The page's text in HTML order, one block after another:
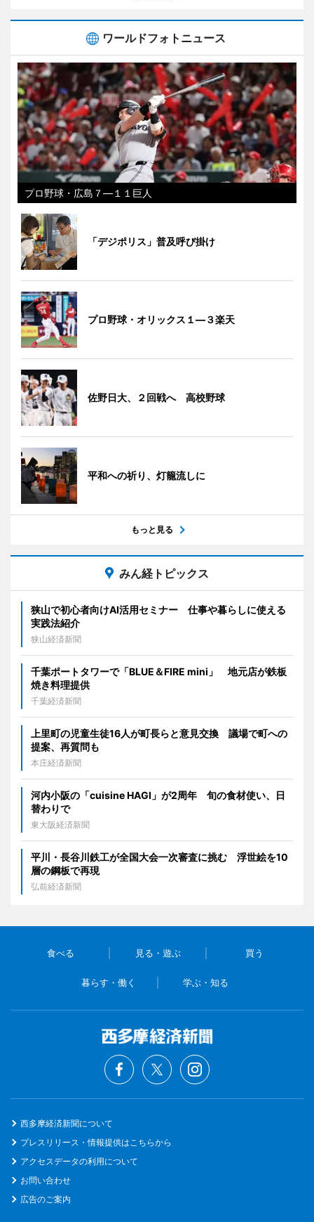
ワールドフォトニュース
プロ野球・広島７―１１巨人
「デジポリス」普及呼び掛け
プロ野球・オリックス１―３楽天
佐野日大、２回戦へ 高校野球
平和への祈り、灯籠流しに
もっと見る
みん経トピックス
狭山で初心者向けAI活用セミナー 仕事や暮らしに使える
実践法紹介
狭山経済新聞
千葉ポートタワーで「BLUE＆FIRE mini」 地元店が鉄板
焼き料理提供
千葉経済新聞
上里町の児童生徒16人が町長らと意見交換 議場で町への
提案、再質問も
本庄経済新聞
河内小阪の「cuisine HAGI」が2周年 旬の食材使い、日
替わりで
東大阪経済新聞
平川・長谷川鉄工が全国大会一次審査に挑む 浮世絵を10
層の鋼板で再現
弘前経済新聞
食べる 見る・遊ぶ 買う
暮らす・働く 学ぶ・知る
西多摩経済新聞について
プレスリリース・情報提供はこちらから
アクセスデータの利用について
お問い合わせ
広告のご案内